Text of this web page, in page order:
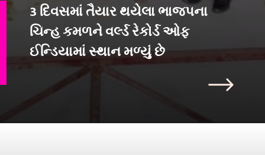
3 દિવસમાં તૈયાર થયેલા ભાજપના
ચિન્હ કમળને વર્લ્ડ રેકોર્ડ ઓફ
ઈન્ડિયામાં સ્થાન મળ્યું છે